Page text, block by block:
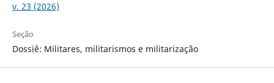
v. 23 (2026)
Seção
Dossiê: Militares, militarismos e militarização